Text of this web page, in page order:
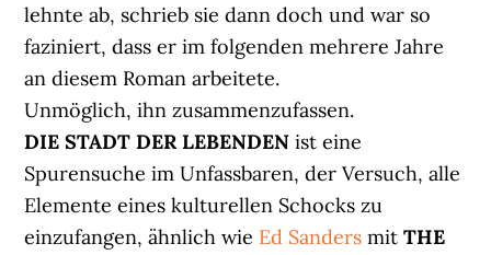
lehnte ab, schrieb sie dann doch und war so
faziniert, dass er im folgenden mehrere Jahre
an diesem Roman arbeitete.
Unmöglich, ihn zusammenzufassen.
DIE STADT DER LEBENDEN ist eine
Spurensuche im Unfassbaren, der Versuch, alle
Elemente eines kulturellen Schocks zu
einzufangen, ähnlich wie Ed Sanders mitTHE